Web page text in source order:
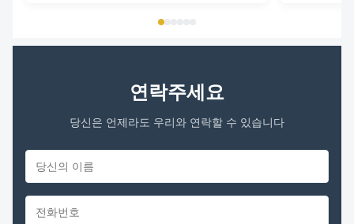
연락주세요
당신은 언제라도 우리와 연락할 수 있습니다